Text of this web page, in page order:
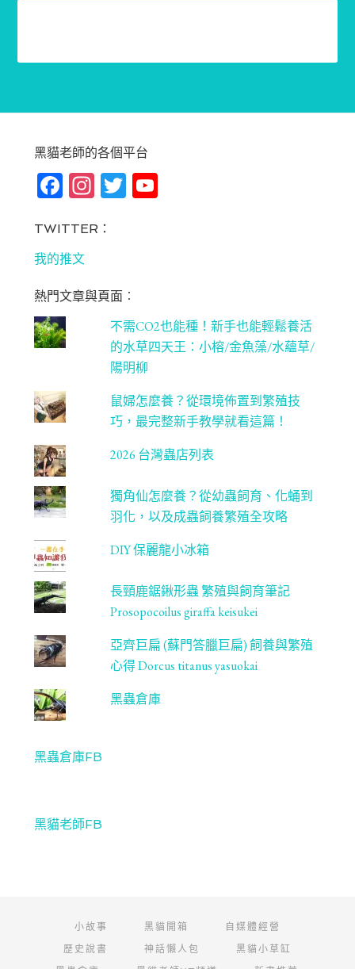
黑貓老師的各個平台
Fa
bo
ok
In
ag
m
T Yo
C
ha
n
ne
l
TWITTER：
我的推文
熱門文章與頁面︰
不需CO2也能種！新手也能輕鬆養活
的水草四天王：小榕/金魚藻/水蘊草/
陽明柳
鼠婦怎麼養？從環境佈置到繁殖技
巧，最完整新手教學就看這篇！
2026 台灣蟲店列表
獨角仙怎麼養？從幼蟲飼育、化蛹到
羽化，以及成蟲飼養繁殖全攻略
DIY 保麗龍小冰箱
長頸鹿鋸鍬形蟲 繁殖與飼育筆記
Prosopocoilus giraffa keisukei
亞齊巨扁 (蘇門答臘巨扁) 飼養與繁殖
心得 Dorcus titanus yasuokai
黑蟲倉庫
黑蟲倉庫FB
黑貓老師FB
小故事 黑貓開箱
自媒體經營
歷史說書
神話懶人包
黑貓小草缸